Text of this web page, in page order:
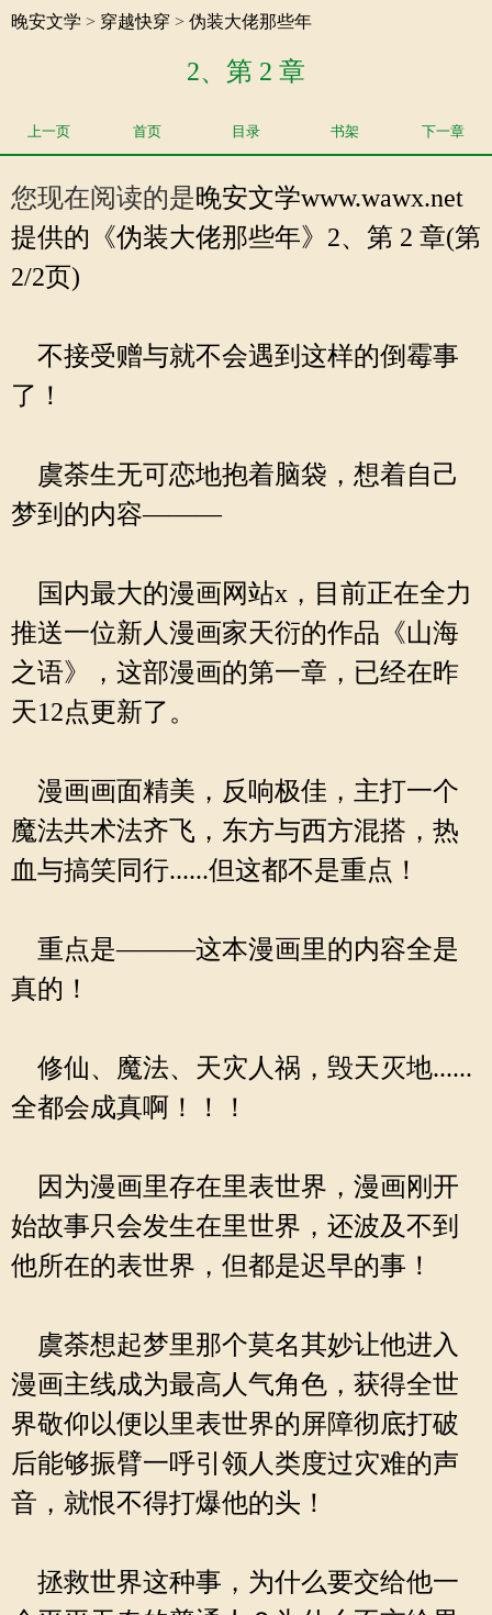
晚安文学 > 穿越快穿 > 伪装大佬那些年
2、第 2 章
上一页 首页 目录 书架 下一章
您现在阅读的是晚安文学www.wawx.net
提供的《伪装大佬那些年》2、第 2 章(第
2/2页)
不接受赠与就不会遇到这样的倒霉事
了！
虞荼生无可恋地抱着脑袋，想着自己
梦到的内容———
国内最大的漫画网站x，目前正在全力
推送一位新人漫画家天衍的作品《山海
之语》，这部漫画的第一章，已经在昨
天12点更新了。
漫画画面精美，反响极佳，主打一个
魔法共术法齐飞，东方与西方混搭，热
血与搞笑同行......但这都不是重点！
重点是———这本漫画里的内容全是
真的！
修仙、魔法、天灾人祸，毁天灭地......
全都会成真啊！！！
因为漫画里存在里表世界，漫画刚开
始故事只会发生在里世界，还波及不到
他所在的表世界，但都是迟早的事！
虞荼想起梦里那个莫名其妙让他进入
漫画主线成为最高人气角色，获得全世
界敬仰以便以里表世界的屏障彻底打破
后能够振臂一呼引领人类度过灾难的声
音，就恨不得打爆他的头！
拯救世界这种事，为什么要交给他一